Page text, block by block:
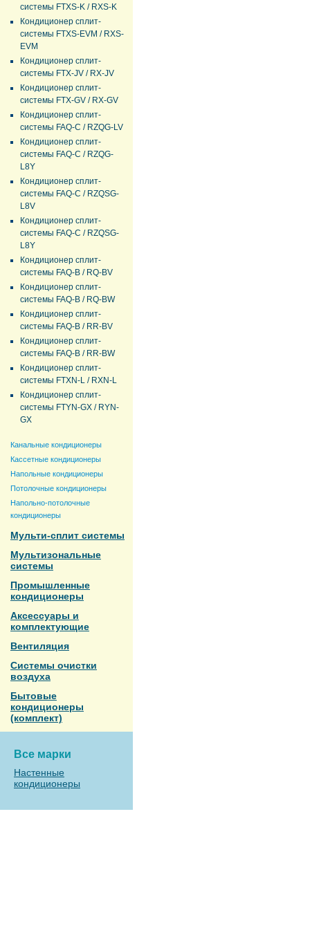
системы FTXS-K / RXS-K
Кондиционер сплит-
системы FTXS-EVM / RXS-
EVM
Кондиционер сплит-
системы FTX-JV / RX-JV
Кондиционер сплит-
системы FTX-GV / RX-GV
Кондиционер сплит-
системы FAQ-C / RZQG-LV
Кондиционер сплит-
системы FAQ-C / RZQG-
L8Y
Кондиционер сплит-
системы FAQ-C / RZQSG-
L8V
Кондиционер сплит-
системы FAQ-C / RZQSG-
L8Y
Кондиционер сплит-
системы FAQ-B / RQ-BV
Кондиционер сплит-
системы FAQ-B / RQ-BW
Кондиционер сплит-
системы FAQ-B / RR-BV
Кондиционер сплит-
системы FAQ-B / RR-BW
Кондиционер сплит-
системы FTXN-L / RXN-L
Кондиционер сплит-
системы FTYN-GX / RYN-
GX
Канальные кондиционеры
Кассетные кондиционеры
Напольные кондиционеры
Потолочные кондиционеры
Напольно-потолочные
кондиционеры
Мульти-сплит системы
Мультизональные
системы
Промышленные
кондиционеры
Аксессуары и
комплектующие
Вентиляция
Системы очистки
воздуха
Бытовые
кондиционеры
(комплект)
Все марки
Настенные
кондиционеры